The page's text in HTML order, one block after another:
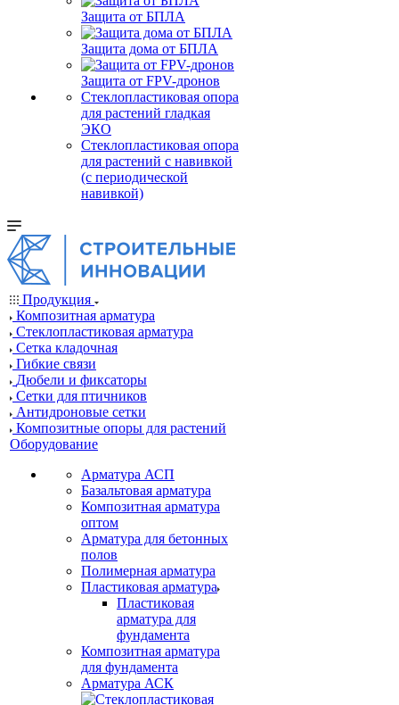
Защита от БПЛА
Защита дома от БПЛА
Защита от FPV-дронов
Стеклопластиковая опора
для растений гладкая
ЭКО
Стеклопластиковая опора
для растений с навивкой
(с периодической
навивкой)
Продукция
Композитная арматура
Cтеклопластиковая арматура
Сетка кладочная
Гибкие связи
Дюбели и фиксаторы
Сетки для птичников
Антидроновые сетки
Композитные опоры для растений
Оборудование
Арматура АСП
Базальтовая арматура
Композитная арматура
оптом
Арматура для бетонных
полов
Полимерная арматура
Пластиковая арматура
Пластиковая
арматура для
фундамента
Композитная арматура
для фундамента
Арматура АСК